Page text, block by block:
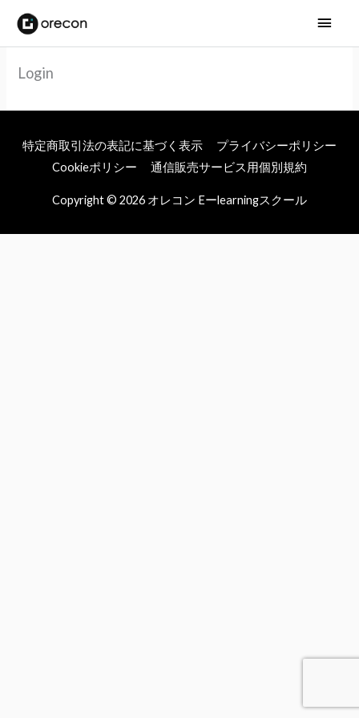
メ
イ
メ
ニ
Login
特定商取引法の表記に基づく表示
プライバシーポリシー
Cookieポリシー
通信販売サービス用個別規約
Copyright © 2026 オレコン Eーlearningスクール